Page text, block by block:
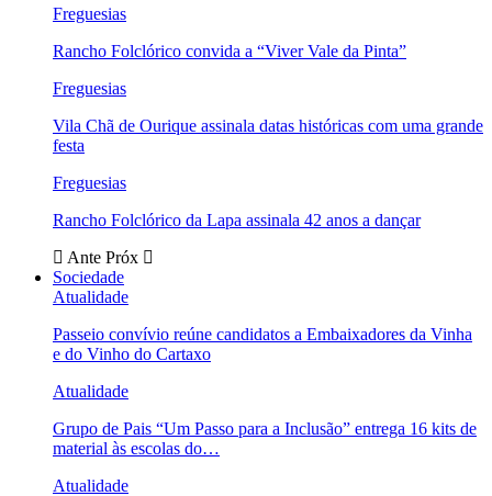
Freguesias
Rancho Folclórico convida a “Viver Vale da Pinta”
Freguesias
Vila Chã de Ourique assinala datas históricas com uma grande
festa
Freguesias
Rancho Folclórico da Lapa assinala 42 anos a dançar
Ante Próx
Sociedade
Atualidade
Passeio convívio reúne candidatos a Embaixadores da Vinha
e do Vinho do Cartaxo
Atualidade
Grupo de Pais “Um Passo para a Inclusão” entrega 16 kits de
material às escolas do…
Atualidade